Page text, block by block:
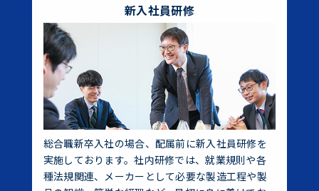
新入社員研修
総合職新卒入社の場合、配属前に新入社員研修を
実施しております。社内研修では、就業規則や各
種法規関連、メーカーとして必要な製造工程や製